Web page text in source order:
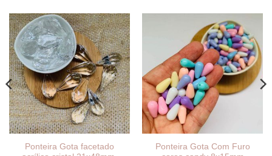
Ponteira Gota facetado
Ponteira Gota Com Furo